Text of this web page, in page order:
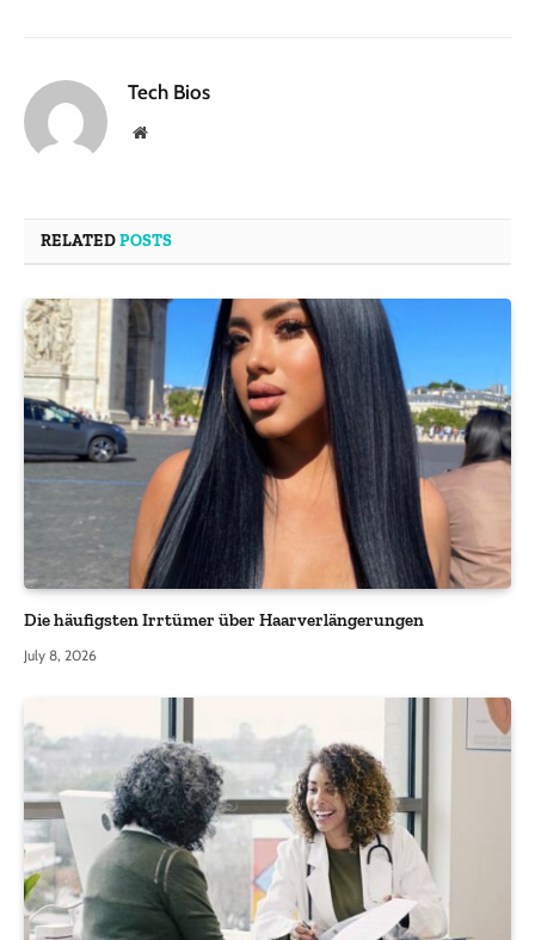
Tech Bios
Website
RELATEDPOSTS
Die häufigsten Irrtümer über Haarverlängerungen
July 8, 2026